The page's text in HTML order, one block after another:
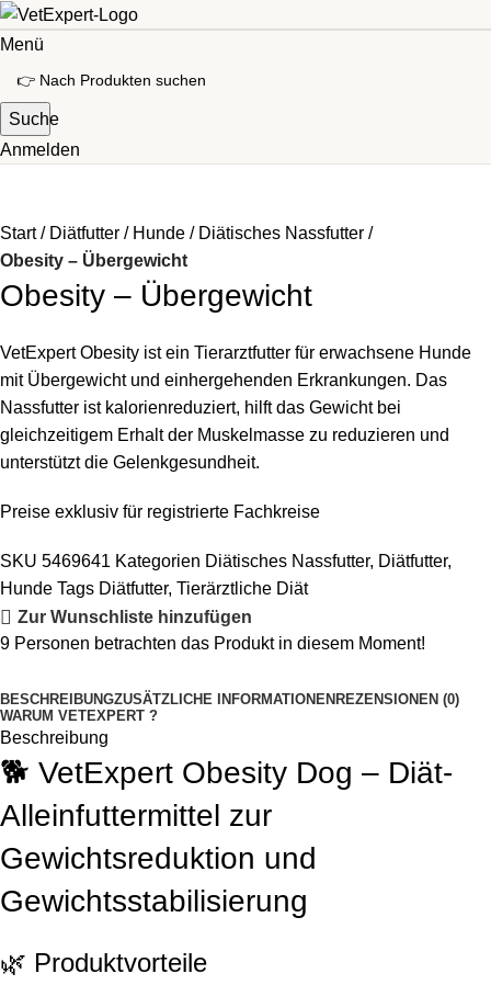
Menü
Suche
Anmelden
Start Diätfutter Hunde
Diätisches Nassfutter
Obesity – Übergewicht
Obesity – Übergewicht
VetExpert Obesity ist ein Tierarztfutter für erwachsene Hunde
mit Übergewicht und einhergehenden Erkrankungen. Das
Nassfutter ist kalorienreduziert, hilft das Gewicht bei
gleichzeitigem Erhalt der Muskelmasse zu reduzieren und
unterstützt die Gelenkgesundheit.
Preise exklusiv für registrierte Fachkreise
SKU 5469641 Kategorien Diätisches Nassfutter, Diätfutter,
Hunde Tags Diätfutter, Tierärztliche Diät
Zur Wunschliste hinzufügen
9 Personen betrachten das Produkt in diesem Moment!
BESCHREIBUNGZUSÄTZLICHE INFORMATIONEN REZENSIONEN (0)
WARUM VETEXPERT ?
Beschreibung
🐕 VetExpert Obesity Dog – Diät-
Alleinfuttermittel zur
Gewichtsreduktion und
Gewichtsstabilisierung
🌿 Produktvorteile